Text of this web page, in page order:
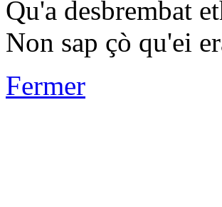
Qu'a desbrembat
Non sap çò qu'ei
Fermer